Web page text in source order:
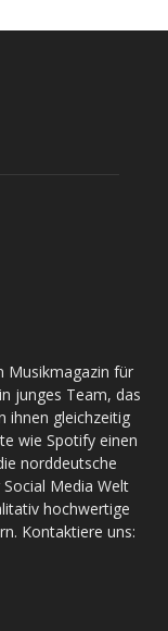
Musikmagazin für
junges Team, das
ihnen gleichzeitig
wie Spotify einen
norddeutsche
Media Welt
hochwertige
Kontaktiere uns: